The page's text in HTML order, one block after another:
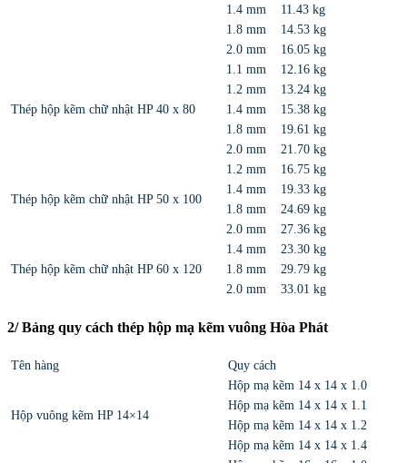
1.4 mm
11.43 kg
1.8 mm
14.53 kg
2.0 mm
16.05 kg
Thép hộp kẽm chữ nhật HP 40 x 80
1.1 mm
12.16 kg
1.2 mm
13.24 kg
1.4 mm
15.38 kg
1.8 mm
19.61 kg
2.0 mm
21.70 kg
Thép hộp kẽm chữ nhật HP 50 x 100
1.2 mm
16.75 kg
1.4 mm
19.33 kg
1.8 mm
24.69 kg
2.0 mm
27.36 kg
Thép hộp kẽm chữ nhật HP 60 x 120
1.4 mm
23.30 kg
1.8 mm
29.79 kg
2.0 mm
33.01 kg
2/ Bảng quy cách thép hộp mạ kẽm vuông Hòa Phát
Tên hàng Quy cách
Hộp vuông kẽm HP 14×14
Hộp mạ kẽm 14 x 14 x 1.0
Hộp mạ kẽm 14 x 14 x 1.1
Hộp mạ kẽm 14 x 14 x 1.2
Hộp mạ kẽm 14 x 14 x 1.4